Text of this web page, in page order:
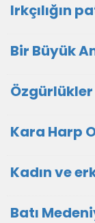
Irkçılığın
Bir Büyük
Kara Harp
Kadın ve
Batı